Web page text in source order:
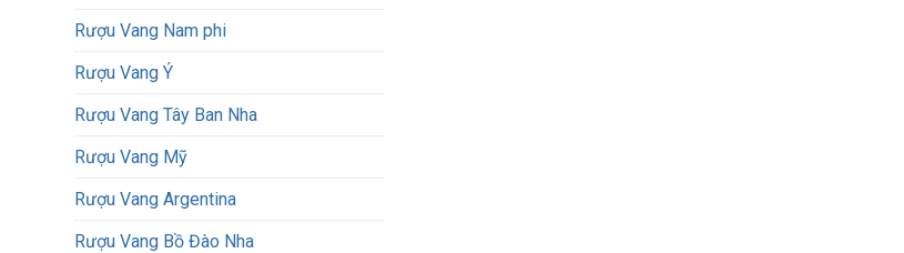
Rượu Vang Nam phi
Rượu Vang Ý
Rượu Vang Tây Ban Nha
Rượu Vang Mỹ
Rượu Vang Argentina
Rượu Vang Bồ Đào Nha